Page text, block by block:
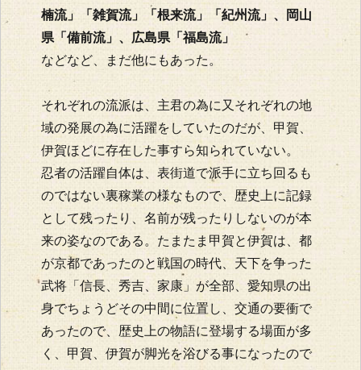
楠流」「雑賀流」「根来流」「紀州流」、岡山
県「備前流」、広島県「福島流」
などなど、まだ他にもあった。
それぞれの流派は、主君の為に又それぞれの地
域の発展の為に活躍をしていたのだが、甲賀、
伊賀ほどに存在した事すら知られていない。
忍者の活躍自体は、表街道で派手に立ち回るも
のではない裏稼業の様なもので、歴史上に記録
として残ったり、名前が残ったりしないのが本
来の姿なのである。たまたま甲賀と伊賀は、都
が京都であったのと戦国の時代、天下を争った
武将「信長、秀吉、家康」が全部、愛知県の出
身でちょうどその中間に位置し、交通の要衝で
あったので、歴史上の物語に登場する場面が多
く、甲賀、伊賀が脚光を浴びる事になったので